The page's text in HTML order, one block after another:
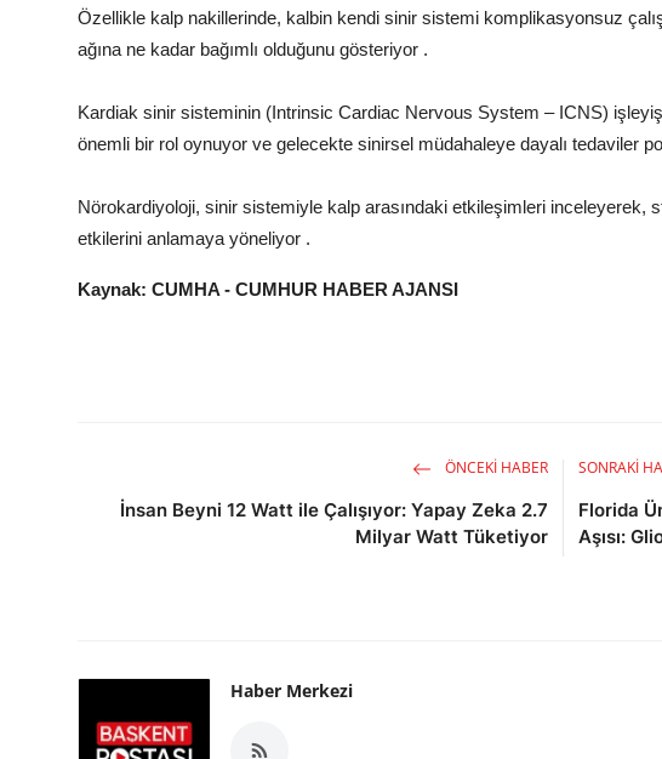
Özellikle kalp nakillerinde, kalbin kendi sinir sistemi komplikasyonsuz
ağına ne kadar bağımlı olduğunu gösteriyor .
Kardiak sinir sisteminin (Intrinsic Cardiac Nervous System – ICNS)
önemli bir rol oynuyor ve gelecekte sinirsel müdahaleye dayalı tedaviler
Nörokardiyoloji, sinir sistemiyle kalp arasındaki etkileşimleri inceleyerek,
etkilerini anlamaya yöneliyor .
Kaynak: CUMHA - CUMHUR HABER AJANSI
ÖNCEKI HABER
İnsan Beyni 12 Watt ile Çalışıyor: Yapay Zeka 2.7
Milyar Watt Tüketiyor
SONRAKI
Florida
Aşısı:
Haber Merkezi